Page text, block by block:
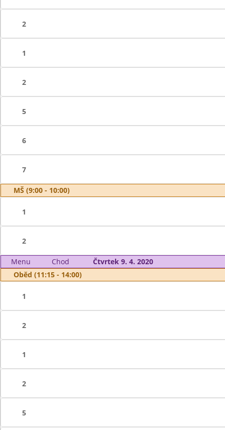
2
1
2
5
6
7
MŠ (9:00 - 10:00)
1
2
Menu Chod
Čtvrtek 9. 4. 2020
Oběd (11:15 - 14:00)
1
2
1
2
5